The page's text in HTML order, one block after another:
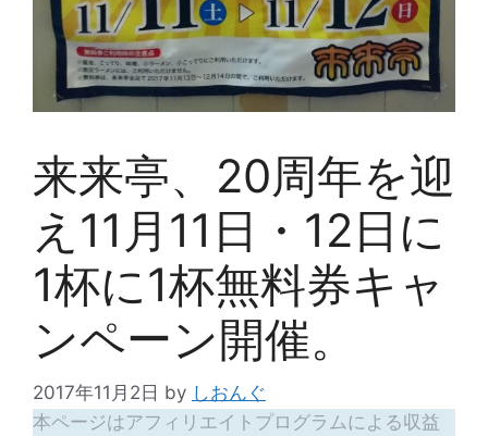
来来亭、20周年を迎
え11月11日・12日に
1杯に1杯無料券キャ
ンペーン開催。
2017年11月2日 by しおんぐ
本ページはアフィリエイトプログラムによる収益